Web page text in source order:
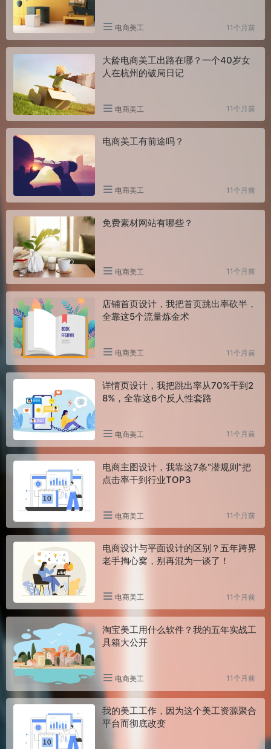
电商美工 11个月前
大龄电商美工出路在哪？一个40岁女
人在杭州的破局日记
电商美工 11个月前
电商美工有前途吗？
电商美工 11个月前
免费素材网站有哪些？
电商美工 11个月前
店铺首页设计，我把首页跳出率砍半，
全靠这5个流量炼金术
电商美工 11个月前
详情页设计，我把跳出率从70%干到2
8%，全靠这6个反人性套路
电商美工 11个月前
电商主图设计，我靠这7条“潜规则”把
点击率干到行业TOP3
电商美工 11个月前
电商设计与平面设计的区别？五年跨界
老手掏心窝，别再混为一谈了！
电商美工 11个月前
淘宝美工用什么软件？我的五年实战工
具箱大公开
电商美工 11个月前
我的美工工作，因为这个美工资源聚合
平台而彻底改变